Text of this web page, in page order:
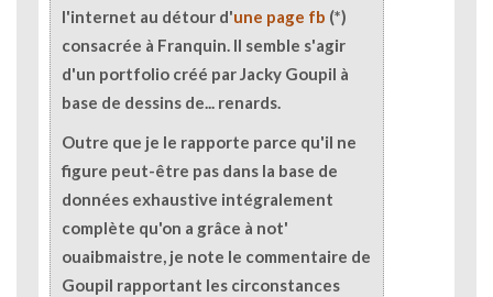
l'internet au détour d'une page fb (*)
consacrée à Franquin. Il semble s'agir
d'un portfolio créé par Jacky Goupil à
base de dessins de... renards.
Outre que je le rapporte parce qu'il ne
figure peut-être pas dans la base de
données exhaustive intégralement
complète qu'on a grâce à not'
ouaibmaistre, je note le commentaire de
Goupil rapportant les circonstances